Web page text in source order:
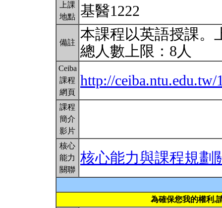
上課
地點
基醫1222
備註
本課程以英語授課。
總人數上限：8人
Ceiba
課程
網頁
http://
課程
簡介
影片
核心
能力
關聯
核心能力與課程規劃
為確保您我的權利,